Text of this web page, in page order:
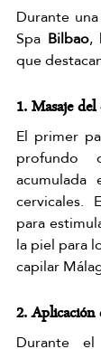
Durante
Spa Bilbao,
que
1. Masaje
El primer
profundo
cervicales.
para
la piel para
capilar
2. Aplicación
Durante